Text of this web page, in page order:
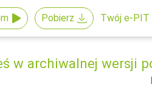
Pobierz Twój e-PIT
w archiwalnej wersji